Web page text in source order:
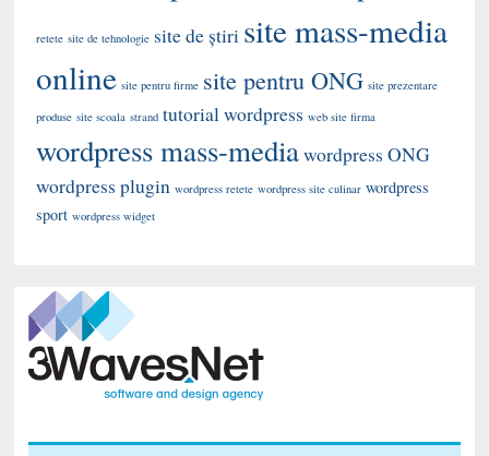
retete site de tehnologie site de știri site mass-media
online site pentru firme site pentru ONG site prezentare
produse site scoala strand tutorial wordpress web site firma
wordpress mass-mediawordpress ONG
wordpress plugin wordpress retete wordpress site culinar wordpress
sport wordpress widget